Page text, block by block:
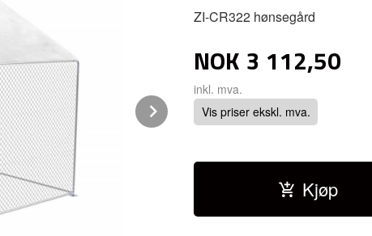
Next
ZI-CR322 hønsegård
NOK 3 112,50
inkl. mva.
Vis priser ekskl. mva.
Kjøp